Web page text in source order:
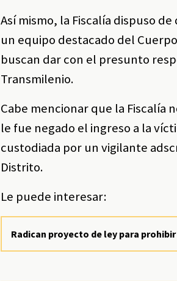
Así mismo, la Fiscalía dispuso
un equipo destacado del
buscan dar con el presunto
Transmilenio.
Cabe mencionar que la Fiscalía
le fue negado el ingreso a la
custodiada por un vigilante
Distrito.
Le puede interesar:
Radican proyecto de ley para